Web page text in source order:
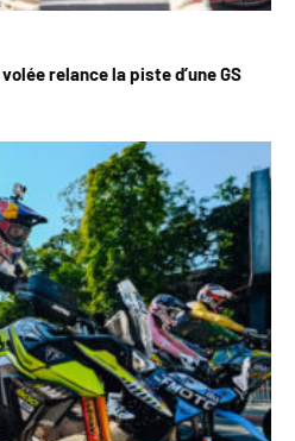
relance la piste d’une GS